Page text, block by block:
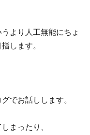
より人工無能にちょ
します。
でお話しします。
まったり、